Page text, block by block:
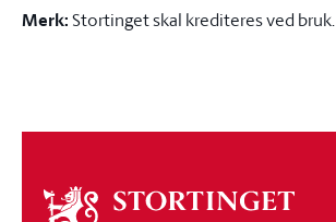
Merk:Stortinget skal krediteres ved bruk.
Om